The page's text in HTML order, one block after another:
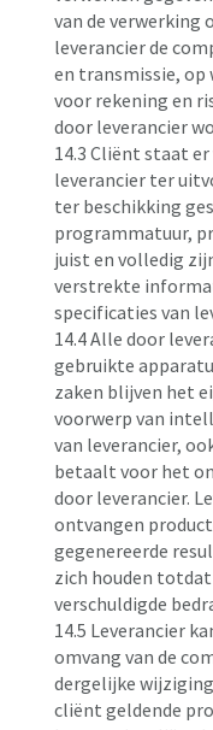
van de verwerking
leverancier de
en transmissie, op
voor rekening en
door leverancier
14.3 Cliënt staat
leverancier ter
ter beschikking
programmatuur,
juist en volledig
verstrekte
specificaties van
14.4 Alle door
gebruikte
zaken blijven het
voorwerp van
van leverancier,
betaalt voor het
door leverancier.
ontvangen
gegenereerde
zich houden
verschuldigde
14.5 Leverancier
omvang van de
dergelijke
cliënt geldende